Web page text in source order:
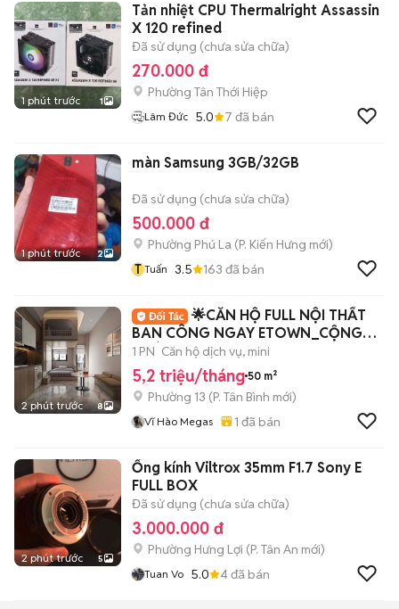
1 phút trước 1
Tản nhiệt CPU Thermalright Assassin
X 120 refined
Đã sử dụng (chưa sửa chữa)
270.000 đ
Phường Tân Thới Hiệp
Lâm Đức 5.0 7 đã bán
1 phút trước 2
màn Samsung 3GB/32GB
Đã sử dụng (chưa sửa chữa)
500.000 đ
Phường Phú La (P. Kiến Hưng mới)
T Tuấn 3.5 163 đã bán
2 phút trước 8
🌟CĂN HỘ FULL NỘI THẤT
BAN CÔNG NGAY ETOWN_CỘNG
HOÀ
1 PN Căn hộ dịch vụ, mini
5,2 triệu/tháng 50 m²
Phường 13 (P. Tân Bình mới)
Vĩ Hào Megas 1 đã bán
2 phút trước 5
Ống kính Viltrox 35mm F1.7 Sony E
FULL BOX
Đã sử dụng (chưa sửa chữa)
3.000.000 đ
Phường Hưng Lợi (P. Tân An mới)
Tuan Vo 5.0 4đã bán